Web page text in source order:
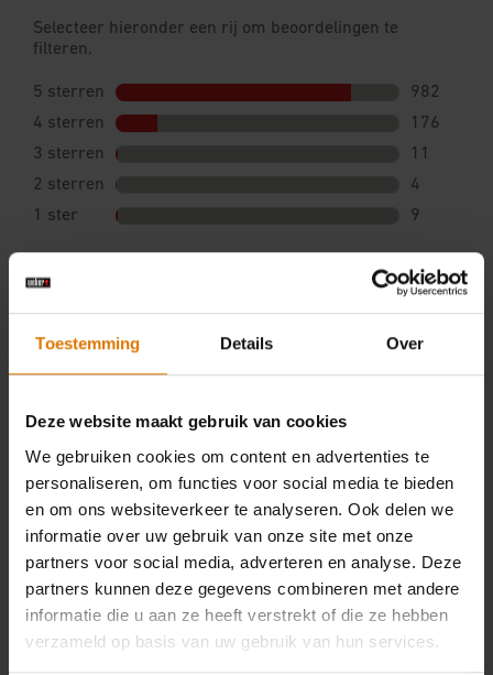
Toestemming Details Over
Deze website maakt gebruik van cookies
We gebruiken cookies om content en advertenties te
personaliseren, om functies voor social media te bieden
en om ons websiteverkeer te analyseren. Ook delen we
informatie over uw gebruik van onze site met onze
partners voor social media, adverteren en analyse. Deze
partners kunnen deze gegevens combineren met andere
informatie die u aan ze heeft verstrekt of die ze hebben
verzameld op basis van uw gebruik van hun services.